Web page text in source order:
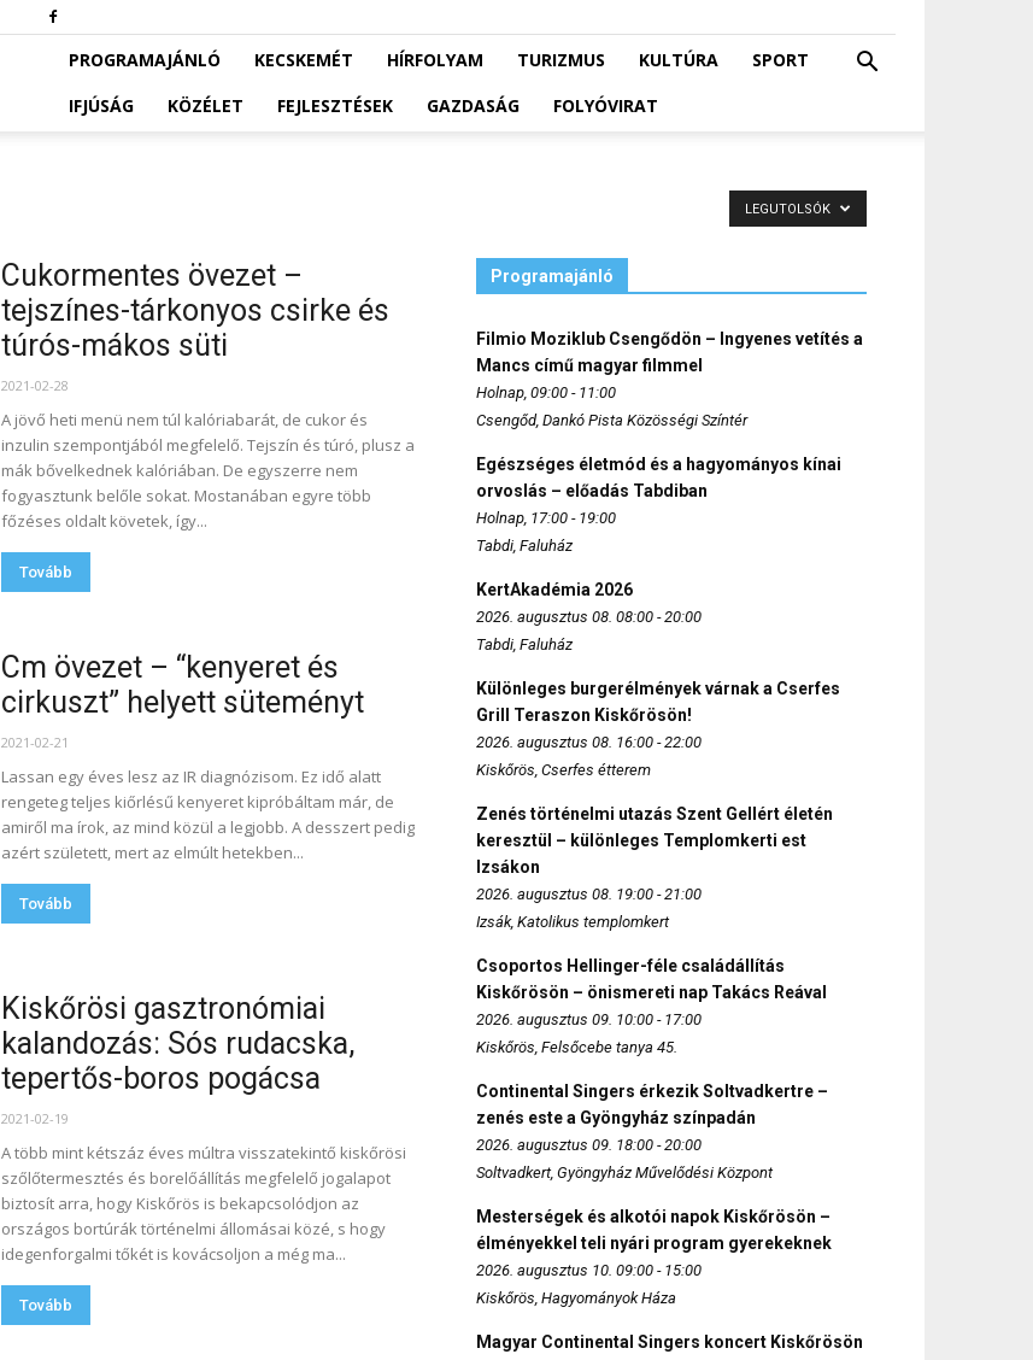
PROGRAMAJÁNLÓ KECSKEMÉT HÍRFOLYAM TURIZMUS KULTÚRA
SPORT
IFJÚSÁG
KÖZÉLET FEJLESZTÉSEK GAZDASÁG FOLYÓVIRAT
LEGUTOLSÓK
Cukormentes övezet –
tejszínes-tárkonyos csirke és
túrós-mákos süti
2021-02-28
A jövő heti menü nem túl kalóriabarát, de cukor és
inzulin szempontjából megfelelő. Tejszín és túró, plusz a
mák bővelkednek kalóriában. De egyszerre nem
fogyasztunk belőle sokat. Mostanában egyre több
főzéses oldalt követek, így...
Tovább
Cm övezet – “kenyeret és
cirkuszt” helyett süteményt
2021-02-21
Lassan egy éves lesz az IR diagnózisom. Ez idő alatt
rengeteg teljes kiőrlésű kenyeret kipróbáltam már, de
amiről ma írok, az mind közül a legjobb. A desszert pedig
azért született, mert az elmúlt hetekben...
Tovább
Kiskőrösi gasztronómiai
kalandozás: Sós rudacska,
tepertős-boros pogácsa
2021-02-19
A több mint kétszáz éves múltra visszatekintő kiskőrösi
szőlőtermesztés és borelőállítás megfelelő jogalapot
biztosít arra, hogy Kiskőrös is bekapcsolódjon az
országos bortúrák történelmi állomásai közé, s hogy
idegenforgalmi tőkét is kovácsoljon a még ma...
Tovább
Programajánló
Filmio Moziklub Csengődön – Ingyenes vetítés a
Mancs című magyar filmmel
Holnap, 09:00 - 11:00
Csengőd, Dankó Pista Közösségi Színtér
Egészséges életmód és a hagyományos kínai
orvoslás – előadás Tabdiban
Holnap, 17:00 - 19:00
Tabdi, Faluház
KertAkadémia 2026
2026. augusztus 08. 08:00 - 20:00
Tabdi, Faluház
Különleges burgerélmények várnak a Cserfes
Grill Teraszon Kiskőrösön!
2026. augusztus 08. 16:00 - 22:00
Kiskőrös, Cserfes étterem
Zenés történelmi utazás Szent Gellért életén
keresztül – különleges Templomkerti est
Izsákon
2026. augusztus 08. 19:00 - 21:00
Izsák, Katolikus templomkert
Csoportos Hellinger-féle családállítás
Kiskőrösön – önismereti nap Takács Reával
2026. augusztus 09. 10:00 - 17:00
Kiskőrös, Felsőcebe tanya 45.
Continental Singers érkezik Soltvadkertre –
zenés este a Gyöngyház színpadán
2026. augusztus 09. 18:00 - 20:00
Soltvadkert, Gyöngyház Művelődési Központ
Mesterségek és alkotói napok Kiskőrösön –
élményekkel teli nyári program gyerekeknek
2026. augusztus 10. 09:00 - 15:00
Kiskőrös, Hagyományok Háza
Magyar Continental Singers koncert Kiskőrösön